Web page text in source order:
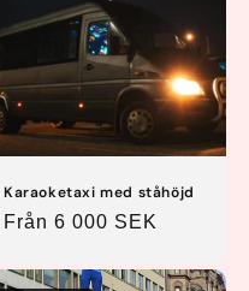
Karaoketaxi med ståhöjd
Ordinarie
Från 6 000 SEK